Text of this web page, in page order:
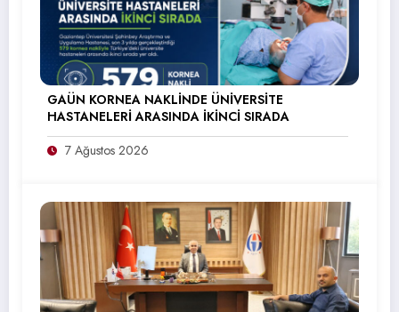
GAÜN KORNEA NAKLİNDE ÜNİVERSİTE
HASTANELERİ ARASINDA İKİNCİ SIRADA
7 Ağustos 2026